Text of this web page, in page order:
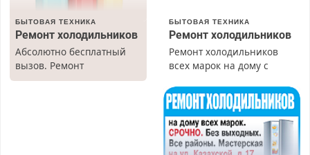
БЫТОВАЯ ТЕХНИКА
Ремонт холодильников
Абсолютно бесплатный
вызов. Ремонт
холодильников всех
БЫТОВАЯ ТЕХНИКА
Ремонт холодильников
Ремонт холодильников
всех марок на дому с
резины. Качественно.
Недорого. Без выходных.
Все районы. Скидка.
Вызов бесплатный.